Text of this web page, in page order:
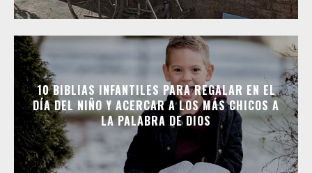
10 BIBLIAS INFANTILES PARA REGALAR EN EL
DÍA DEL NIÑO Y ACERCAR A LOS MÁS CHICOS A
LA PALABRA DE DIOS